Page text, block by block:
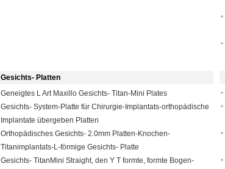
Gesichts- Platten
Geneigtes L Art Maxillo Gesichts- Titan-Mini Plates
Gesichts- System-Platte für Chirurgie-Implantats-orthopädische
Implantate übergeben Platten
Orthopädisches Gesichts- 2.0mm Platten-Knochen-
Titanimplantats-L-förmige Gesichts- Platte
Gesichts- TitanMini Straight, den Y T formte, formte Bogen-